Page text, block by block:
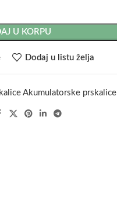
U KORPU
Dodaj u listu želja
Akumulatorske prskalice